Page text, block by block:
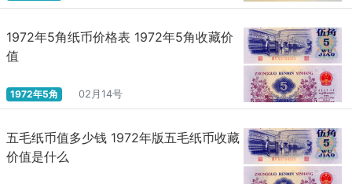
1972年5角纸币价格表 1972年5角收藏价
值
1972年5角 02月14号
五毛纸币值多少钱 1972年版五毛纸币收藏
价值是什么